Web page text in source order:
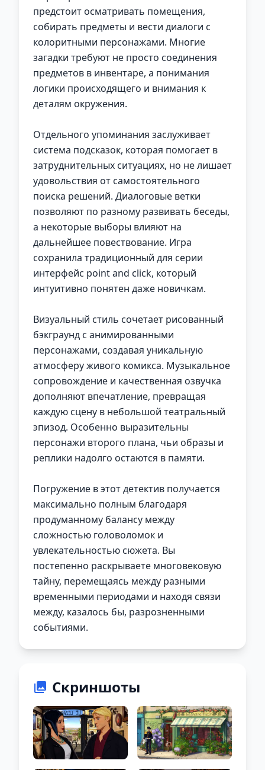
предстоит осматривать помещения,
собирать предметы и вести диалоги с
колоритными персонажами. Многие
загадки требуют не просто соединения
предметов в инвентаре, а понимания
логики происходящего и внимания к
деталям окружения.
Отдельного упоминания заслуживает
система подсказок, которая помогает в
затруднительных ситуациях, но не лишает
удовольствия от самостоятельного
поиска решений. Диалоговые ветки
позволяют по разному развивать беседы,
а некоторые выборы влияют на
дальнейшее повествование. Игра
сохранила традиционный для серии
интерфейс point and click, который
интуитивно понятен даже новичкам.
Визуальный стиль сочетает рисованный
бэкграунд с анимированными
персонажами, создавая уникальную
атмосферу живого комикса. Музыкальное
сопровождение и качественная озвучка
дополняют впечатление, превращая
каждую сцену в небольшой театральный
эпизод. Особенно выразительны
персонажи второго плана, чьи образы и
реплики надолго остаются в памяти.
Погружение в этот детектив получается
максимально полным благодаря
продуманному балансу между
сложностью головоломок и
увлекательностью сюжета. Вы
постепенно раскрываете многовековую
тайну, перемещаясь между разными
временными периодами и находя связи
между, казалось бы, разрозненными
событиями.
Скриншоты